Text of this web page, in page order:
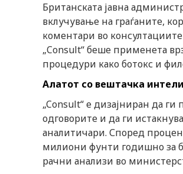
Британската јавна
вклучување на граѓаните,
коментари во
„Consult“ беше применета
процедури како ботокс и
Алатот со вештачка
„Consult“ е дизајниран да
одговорите и да ги
аналитичари. Според
милиони фунти годишно за
рачни анализи во